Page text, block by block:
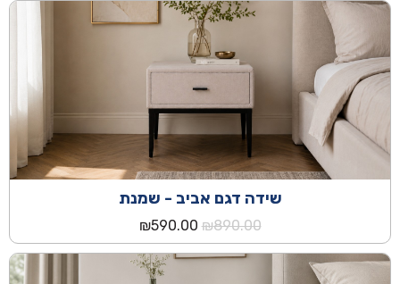
שידה דגם אביב - שמנת
₪890.00
המחיר
המקורי
היה:
₪890.00.
₪590.00
הנוכחי
הוא: